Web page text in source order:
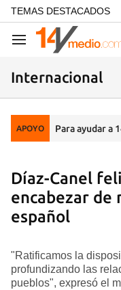
common.go-to-content
TEMAS DESTACADOS
Navegación
Internacional
APOYO Para ayudar a
Díaz-Canel
encabezar de
español
"Ratificamos la
profundizando las
pueblos", expresó el